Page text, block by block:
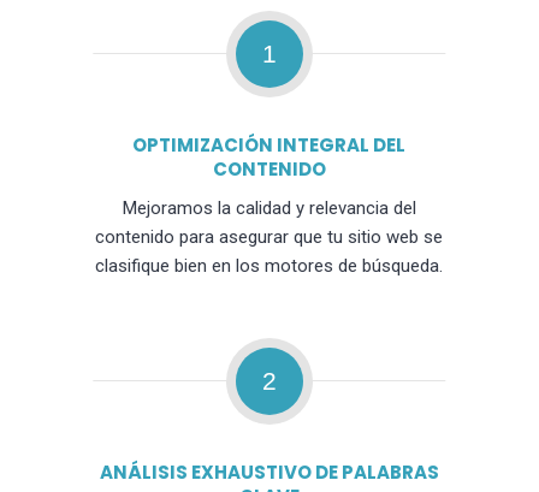
1
OPTIMIZACIÓN INTEGRAL DEL
CONTENIDO
Mejoramos la calidad y relevancia del
contenido para asegurar que tu sitio web se
clasifique bien en los motores de búsqueda.
2
ANÁLISIS EXHAUSTIVO DE PALABRAS